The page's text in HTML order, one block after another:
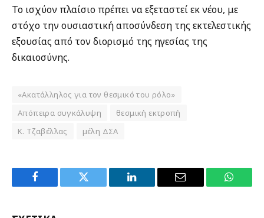
Το ισχύον πλαίσιο πρέπει να εξεταστεί εκ νέου, με
στόχο την ουσιαστική αποσύνδεση της εκτελεστικής
εξουσίας από τον διορισμό της ηγεσίας της
δικαιοσύνης.
«Ακατάλληλος για τον θεσμικό του ρόλο»
Απόπειρα συγκάλυψη
θεσμική εκτροπή
Κ. Τζαβέλλας
μέλη ΔΣΑ
Facebook Twitter LinkedIn Email